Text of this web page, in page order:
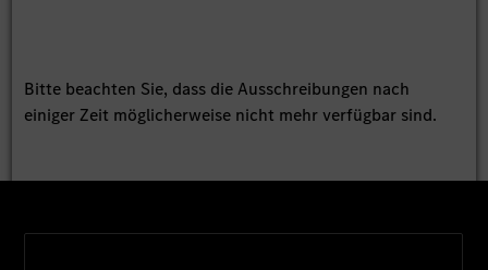
Bitte beachten Sie, dass die Ausschreibungen nach
einiger Zeit möglicherweise nicht mehr verfügbar sind.